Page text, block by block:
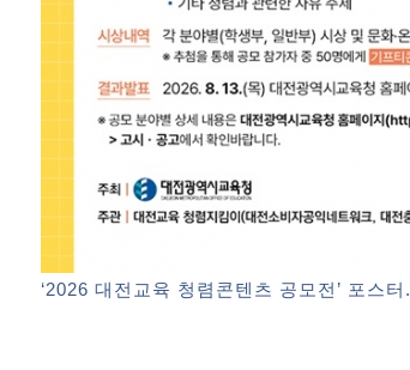
‘2026 대전교육 청렴콘텐츠 공모전’ 포스